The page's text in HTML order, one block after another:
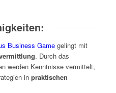
Business Gamegelingt mit
. Durch das
werden Kenntnisse vermittelt,
in praktischen